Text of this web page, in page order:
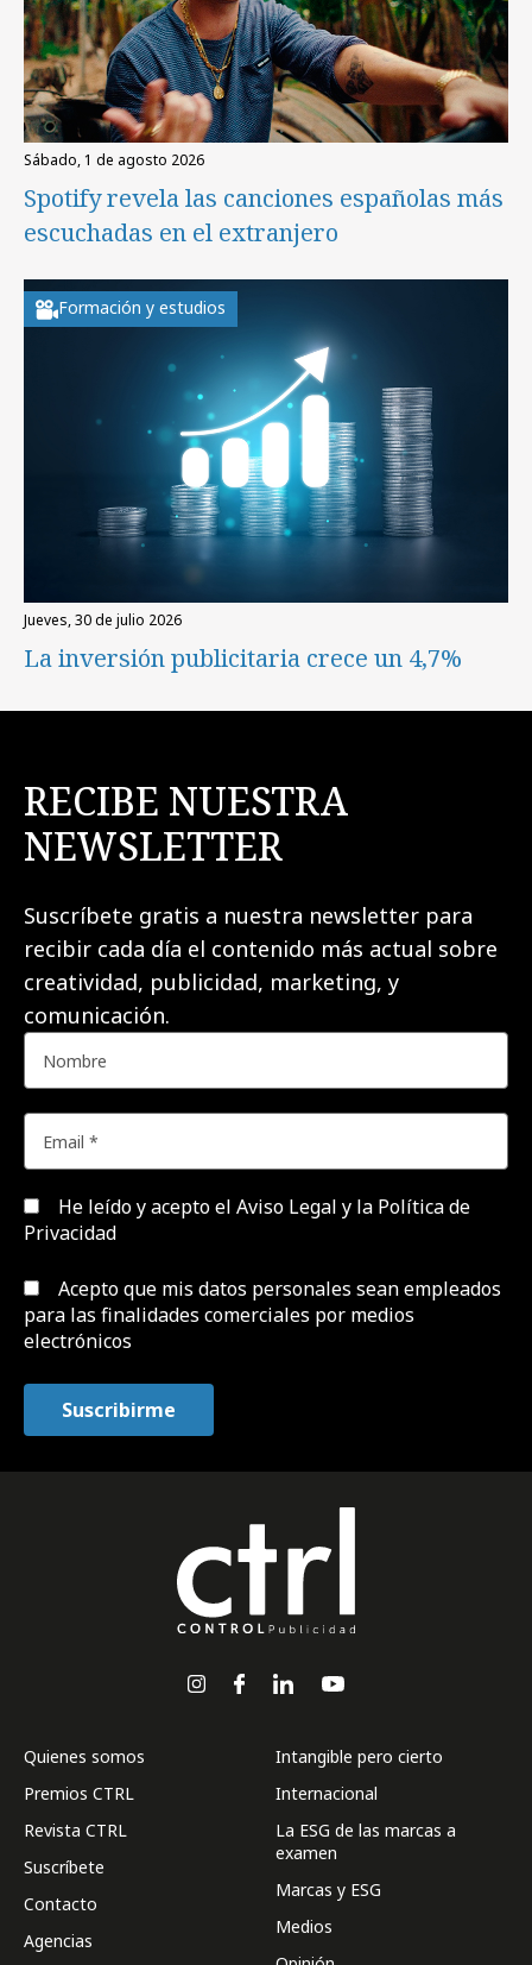
sábado, 1 de agosto 2026
Spotify revela las canciones españolas más
escuchadas en el extranjero
Formación y estudios
jueves, 30 de julio 2026
La inversión publicitaria crece un 4,7%
RECIBE NUESTRA
NEWSLETTER
Suscríbete gratis a nuestra newsletter para
recibir cada día el contenido más actual sobre
creatividad, publicidad, marketing, y
comunicación.
He leído y acepto el Aviso Legal y la Política de
Privacidad
Acepto que mis datos personales sean empleados
para las finalidades comerciales por medios
electrónicos
Quienes somos
Premios CTRL
Revista CTRL
Suscríbete
Contacto
Agencias
Intangible pero cierto
Internacional
La ESG de las marcas a
examen
Marcas y ESG
Medios